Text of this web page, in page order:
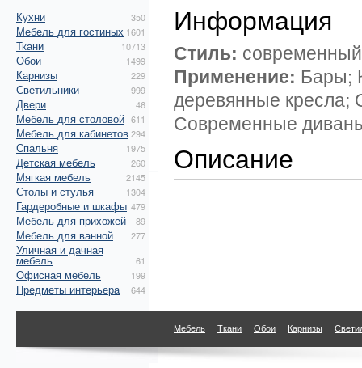
Кухни 350
Мебель для гостиных 1601
Ткани 10713
Обои 1499
Карнизы 229
Светильники 999
Двери 46
Мебель для столовой 611
Мебель для кабинетов294
Спальня 1975
Детская мебель 260
Мягкая мебель 2145
Столы и стулья 1304
Гардеробные и шкафы 479
Мебель для прихожей 89
Мебель для ванной 277
Уличная и дачная
мебель 61
Офисная мебель 199
Предметы интерьера 644
Информация
Стиль:
Применение: Бары;
деревянные
Современные
Описание
Мебель Ткани Обои Карнизы